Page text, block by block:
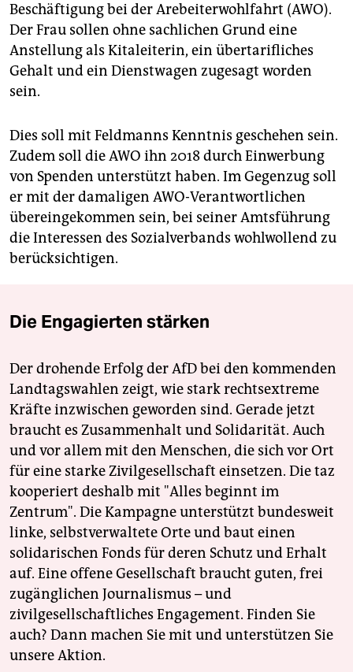
Beschäftigung bei der Arebeiterwohlfahrt (AWO).
Der Frau sollen ohne sachlichen Grund eine
Anstellung als Kitaleiterin, ein übertarifliches
Gehalt und ein Dienstwagen zugesagt worden
sein.
Dies soll mit Feldmanns Kenntnis geschehen sein.
Zudem soll die AWO ihn 2018 durch Einwerbung
von Spenden unterstützt haben. Im Gegenzug soll
er mit der damaligen AWO-Verantwortlichen
übereingekommen sein, bei seiner Amtsführung
die Interessen des Sozialverbands wohlwollend zu
berücksichtigen.
Die Engagierten stärken
Der drohende Erfolg der AfD bei den kommenden
Landtagswahlen zeigt, wie stark rechtsextreme
Kräfte inzwischen geworden sind. Gerade jetzt
braucht es Zusammenhalt und Solidarität. Auch
und vor allem mit den Menschen, die sich vor Ort
für eine starke Zivilgesellschaft einsetzen. Die taz
kooperiert deshalb mit "Alles beginnt im
Zentrum". Die Kampagne unterstützt bundesweit
linke, selbstverwaltete Orte und baut einen
solidarischen Fonds für deren Schutz und Erhalt
auf. Eine offene Gesellschaft braucht guten, frei
zugänglichen Journalismus – und
zivilgesellschaftliches Engagement. Finden Sie
auch? Dann machen Sie mit und unterstützen Sie
unsere Aktion.